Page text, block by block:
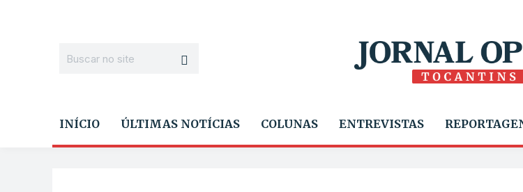
INÍCIO ÚLTIMAS NOTÍCIAS COLUNAS ENTREVISTAS